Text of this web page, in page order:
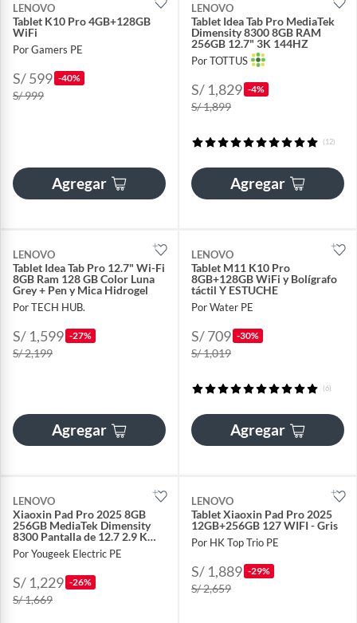
LENOVO
Tablet K10 Pro 4GB+128GB
WiFi
Por Gamers PE
S/ 599 -40%
S/ 999
Agregar
LENOVO
Tablet Idea Tab Pro MediaTek
Dimensity 8300 8GB RAM
256GB 12.7" 3K 144HZ
Por TOTTUS
S/ 1,829 -4%
S/ 1,899
(12)
Agregar
LENOVO
Tablet Idea Tab Pro 12.7" Wi-Fi
8GB Ram 128 GB Color Luna
Grey + Pen y Mica Hidrogel
Por TECH HUB.
S/ 1,599 -27%
S/ 2,199
Agregar
LENOVO
Tablet M11 K10 Pro
8GB+128GB WiFi y Bolígrafo
táctil Y ESTUCHE
Por Water PE
S/ 709 -30%
S/ 1,019
(6)
Agregar
LENOVO
Xiaoxin Pad Pro 2025 8GB
256GB MediaTek Dimensity
8300 Pantalla de 12.7 2.9 K
Gris
Por Yougeek Electric PE
S/ 1,229 -26%
S/ 1,669
LENOVO
Tablet Xiaoxin Pad Pro 2025
12GB+256GB 127 WIFI - Gris
Por HK Top Trio PE
S/ 1,889 -29%
S/ 2,659